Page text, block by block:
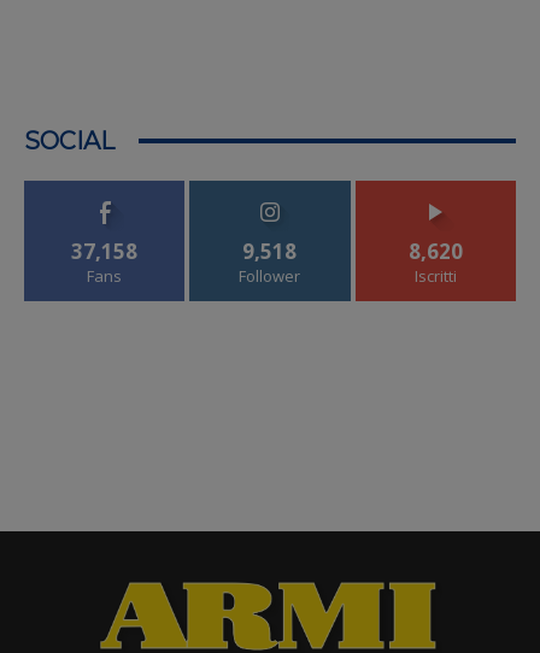
SOCIAL
37,158
Fans
9,518
Follower
8,620
Iscritti